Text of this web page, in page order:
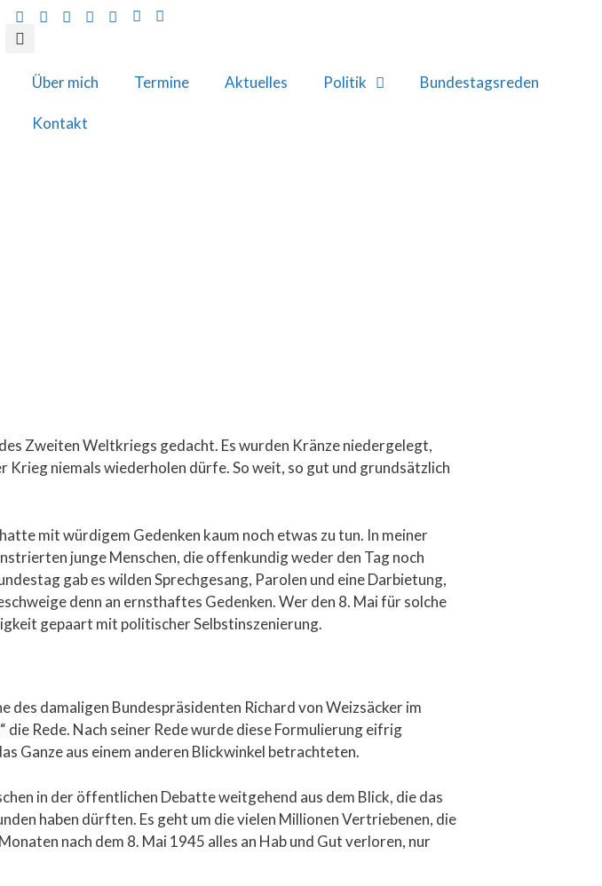
Über mich Termine Aktuelles Politik Bundestagsreden
Kontakt
Zweiten Weltkriegs gedacht. Es wurden Kränze niedergelegt,
Krieg niemals wiederholen dürfe. So weit, so gut und grundsätzlich
mit würdigem Gedenken kaum noch etwas zu tun. In meiner
junge Menschen, die offenkundig weder den Tag noch
gab es wilden Sprechgesang, Parolen und eine Darbietung,
denn an ernsthaftes Gedenken. Wer den 8. Mai für solche
gepaart mit politischer Selbstinszenierung.
des damaligen Bundespräsidenten Richard von Weizsäcker im
Rede. Nach seiner Rede wurde diese Formulierung eifrig
Ganze aus einem anderen Blickwinkel betrachteten.
in der öffentlichen Debatte weitgehend aus dem Blick, die das
haben dürften. Es geht um die vielen Millionen Vertriebenen, die
nach dem 8. Mai 1945 alles an Hab und Gut verloren, nur